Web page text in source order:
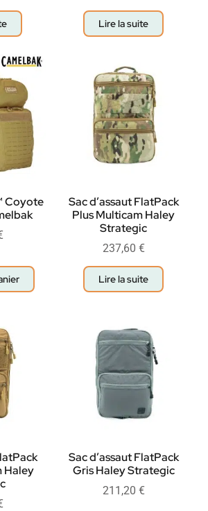
Lire la suite
Coyote
Sac d’assaut FlatPack
Plus Multicam Haley
Strategic
237,60 €
Lire la suite
Haley
Sac d’assaut FlatPack
Gris Haley Strategic
211,20 €